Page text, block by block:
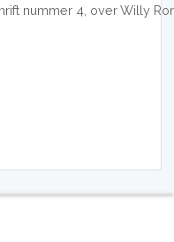
nummer 4, over Willy